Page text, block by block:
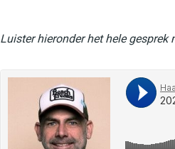
Luister hieronder het hele gesprek